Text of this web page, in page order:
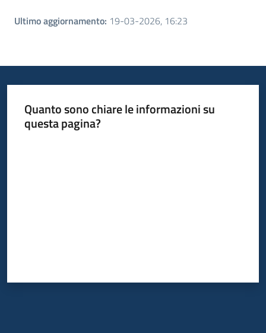
Ultimo aggiornamento: 19-03-2026, 16:23
Quanto sono chiare le informazioni su
questa pagina?